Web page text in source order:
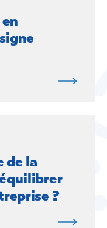
de la
?